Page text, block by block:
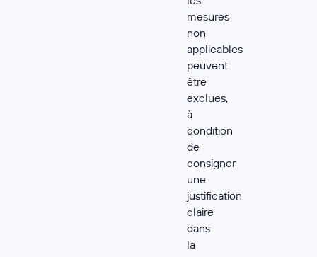
mesures
non
applicables
peuvent
être
exclues,
à
condition
de
consigner
une
justification
claire
dans
la